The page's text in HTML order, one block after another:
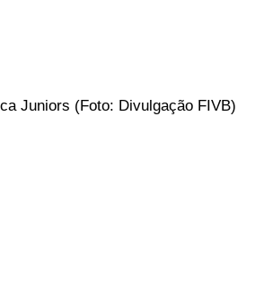
Juniors (Foto: Divulgação FIVB)